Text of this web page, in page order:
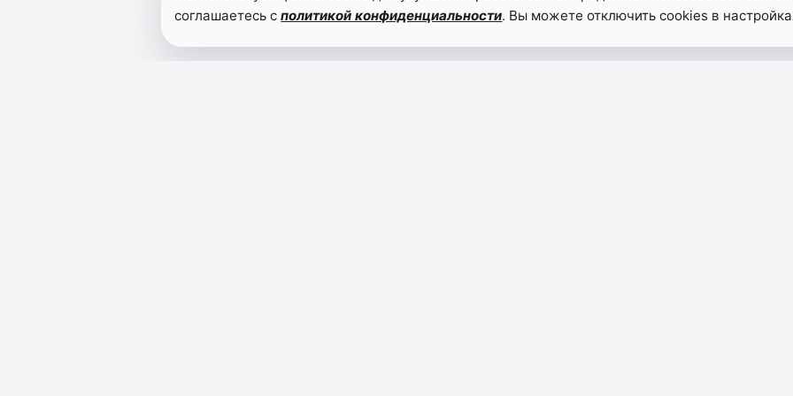
соглашаетесь сполитикой конфиденциальности. Вы можете отключить cookies в